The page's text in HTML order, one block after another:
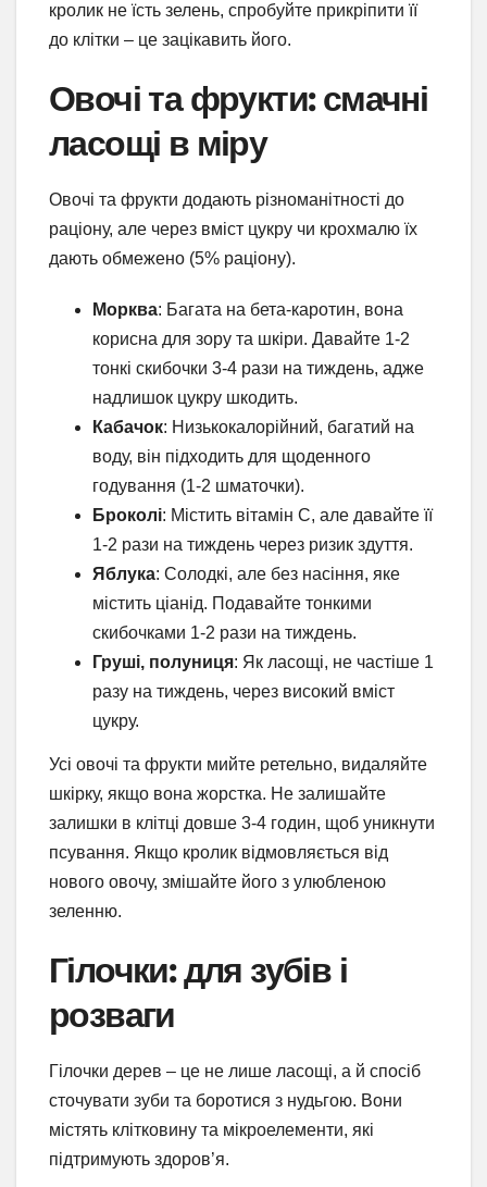
кролик не їсть зелень, спробуйте прикріпити її
до клітки – це зацікавить його.
Овочі та фрукти: смачні
ласощі в міру
Овочі та фрукти додають різноманітності до
раціону, але через вміст цукру чи крохмалю їх
дають обмежено (5% раціону).
Морква: Багата на бета-каротин, вона
корисна для зору та шкіри. Давайте 1-2
тонкі скибочки 3-4 рази на тиждень, адже
надлишок цукру шкодить.
Кабачок: Низькокалорійний, багатий на
воду, він підходить для щоденного
годування (1-2 шматочки).
Броколі: Містить вітамін С, але давайте її
1-2 рази на тиждень через ризик здуття.
Яблука: Солодкі, але без насіння, яке
містить ціанід. Подавайте тонкими
скибочками 1-2 рази на тиждень.
Груші, полуниця: Як ласощі, не частіше 1
разу на тиждень, через високий вміст
цукру.
Усі овочі та фрукти мийте ретельно, видаляйте
шкірку, якщо вона жорстка. Не залишайте
залишки в клітці довше 3-4 годин, щоб уникнути
псування. Якщо кролик відмовляється від
нового овочу, змішайте його з улюбленою
зеленню.
Гілочки: для зубів і
розваги
Гілочки дерев – це не лише ласощі, а й спосіб
сточувати зуби та боротися з нудьгою. Вони
містять клітковину та мікроелементи, які
підтримують здоров’я.